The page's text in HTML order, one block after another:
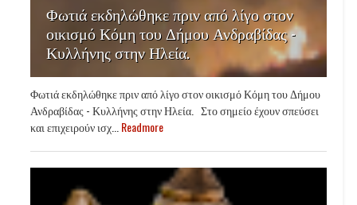
Φωτιά εκδηλώθηκε πριν από λίγο στον
οικισμό Κόμη του Δήμου Ανδραβίδας -
Κυλλήνης στην Ηλεία.
Φωτιά εκδηλώθηκε πριν από λίγο στον οικισμό Κόμη του Δήμου
Ανδραβίδας - Κυλλήνης στην Ηλεία. Στο σημείο έχουν σπεύσει
και επιχειρούν ισχ... Readmore